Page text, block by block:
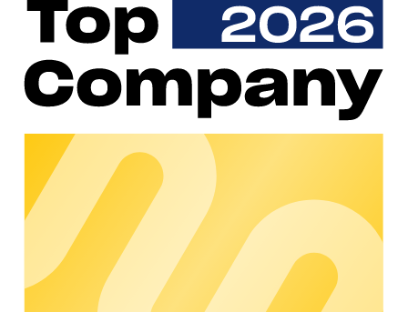
ricarica, aumentano anche le esigenze di servizio e
disponibilità – sia per i CPO che per i conducenti EV. Grazie
alla nostra collaborazione con Lemonflow, ampliamo
ulteriormente il nostro ecosistema con una soluzione che
permette un supporto affidabile basato su IA senza ulteriori
sforzi di integrazione ”, afferma Oliver Adrian, COO/CRO di
chargecloud GmbH. “
Offriamo così ai nostri clienti una
soluzione immediatamente operativa che riduce i costi,
semplifica i processi e contribuisce a un’esperienza utente
”
L’integrazione dei nostri agenti IA nell’ecosistema
chargecloud permette ai CPO di automatizzare in modo
affidabile i processi di supporto migliorando al contempo la
qualità del servizio ed in 30 lingue senza necessità di
formazione ricorrente. In un mercato europeo dinamico,
questo approccio rappresenta un elemento chiave per
un’operatività della rete di ricarica efficiente e soprattutto
scalabile
”, spiega Konstantin Huneke, Co-Founder e CEO di
Lemonflow Technologies GmbH.